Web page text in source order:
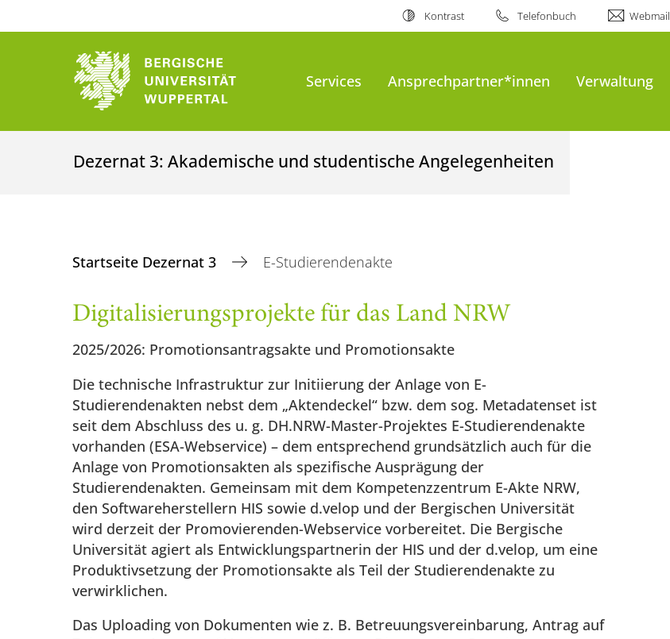
Kontrast Telefonbuch Webmail
Services Ansprechpartner*innen Verwaltung
Dezernat 3: Akademische und studentische Angelegenheiten
Startseite Dezernat 3 E-Studierendenakte
Digitalisierungsprojekte für das Land NRW
2025/2026: Promotionsantragsakte und Promotionsakte
Die technische Infrastruktur zur Initiierung der Anlage von E-
Studierendenakten nebst dem „Aktendeckel“ bzw. dem sog. Metadatenset ist
seit dem Abschluss des u. g. DH.NRW-Master-Projektes E-Studierendenakte
vorhanden (ESA-Webservice) – dem entsprechend grundsätzlich auch für die
Anlage von Promotionsakten als spezifische Ausprägung der
Studierendenakten. Gemeinsam mit dem Kompetenzzentrum E-Akte NRW,
den Softwareherstellern HIS sowie d.velop und der Bergischen Universität
wird derzeit der Promovierenden-Webservice vorbereitet. Die Bergische
Universität agiert als Entwicklungspartnerin der HIS und der d.velop, um eine
Produktivsetzung der Promotionsakte als Teil der Studierendenakte zu
verwirklichen.
Das Uploading von Dokumenten wie z. B. Betreuungsvereinbarung, Antrag auf